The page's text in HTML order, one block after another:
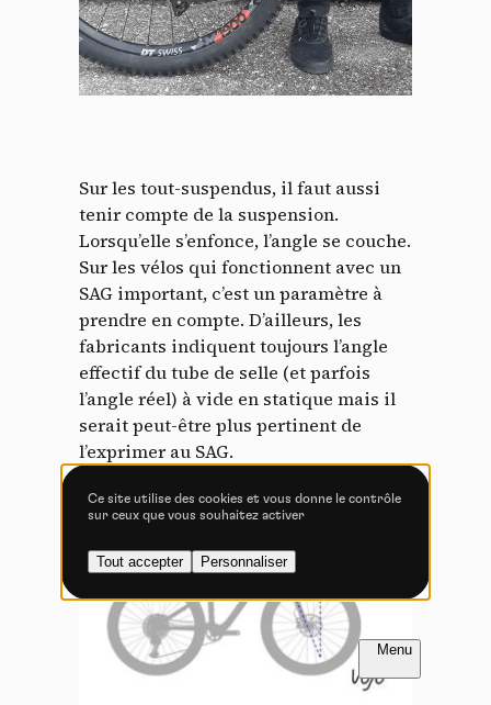
FR NL
Sur les tout-suspendus, il faut aussi
tenir compte de la suspension.
Lorsqu’elle s’enfonce, l’angle se couche.
Sur les vélos qui fonctionnent avec un
SAG important, c’est un paramètre à
prendre en compte. D’ailleurs, les
fabricants indiquent toujours l’angle
effectif du tube de selle (et parfois
l’angle réel) à vide en statique mais il
serait peut-être plus pertinent de
l’exprimer au SAG.
PETIT LEXIQUE ILLUSTRÉ DU VTT :
TOUTES LES CLÉS POUR
Introduction
PAGE 1 / 6
Introduction
PAGE 1 / 6
Introduction
PAGE 1 / 6
cookies
En autorisant ces services tiers, vous acceptez le dépôt et la
Tout accepter Tout refuser
Vidéos
Les services de partage de vidéo permettent d'enrichir
le site de contenu multimédia et augmentent sa
visibilité.
Vimeo interdit -Ce service peut déposer
Autoriser Interdire
YouTube interdit -
déposer 4 cookies.
Autoriser Interdire
Ce site utilise des cookies et vous donne le contrôle
sur ceux que vous souhaitez activer
Tout accepter Personnaliser